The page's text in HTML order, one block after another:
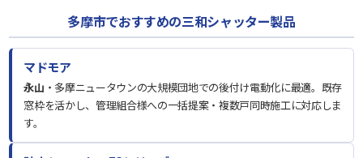
多摩市でおすすめの三和シャッター製品
マドモア
永山 ・多摩ニュータウンの大規模団地での後付け電動化に最適。既存
窓枠を活かし、管理組合様への一括提案・複数戸同時施工に対応しま
す。